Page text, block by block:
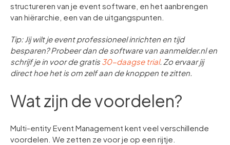
structureren van je event software, en het aanbrengen
van hiërarchie, een van de uitgangspunten.
Tip: Jij wilt je event professioneel inrichten en tijd
besparen? Probeer dan de software van aanmelder.nl en
schrijf je in voor de gratis30-daagse trial. Zo ervaar jij
direct hoe het is om zelf aan de knoppen te zitten.
Wat zijn de voordelen?
Multi-entity Event Management kent veel verschillende
voordelen. We zetten ze voor je op een rijtje.